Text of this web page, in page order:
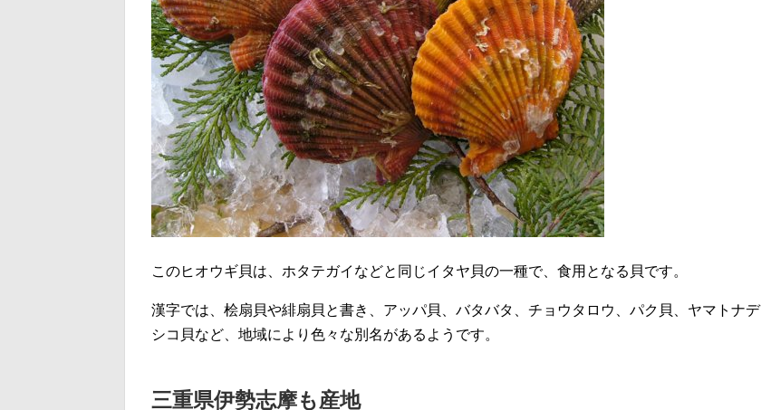
このヒオウギ貝は、ホタテガイなどと同じイタヤ貝の一種で、食用となる貝です。
漢字では、桧扇貝や緋扇貝と書き、アッパ貝、バタバタ、チョウタロウ、パク貝、ヤマトナデ
シコ貝など、地域により色々な別名があるようです。
三重県伊勢志摩も産地